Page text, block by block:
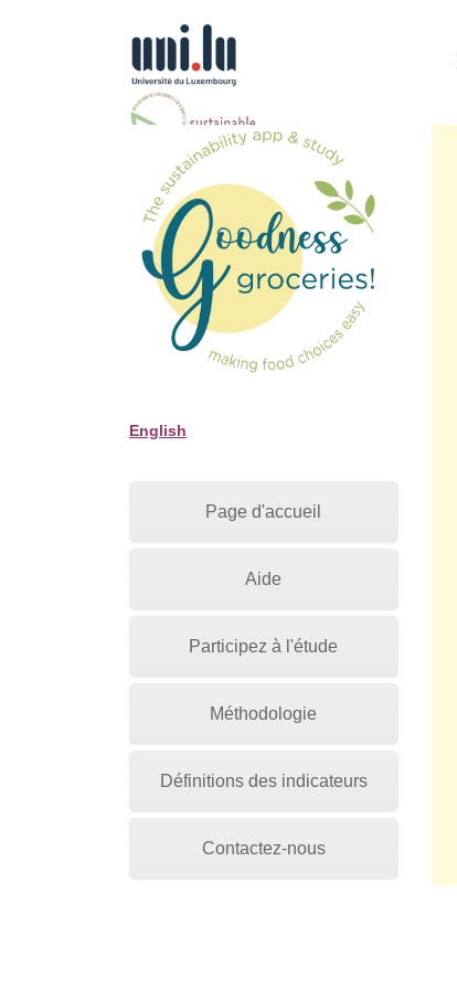
English
Page d'accueil
Aide
Participez à l'étude
Méthodologie
Définitions des indicateurs
Contactez-nous